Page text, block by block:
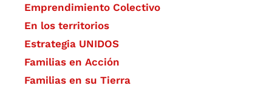
Emprendimiento Colectivo
En los territorios
Estrategia UNIDOS
Familias en Acción
Familias en su Tierra